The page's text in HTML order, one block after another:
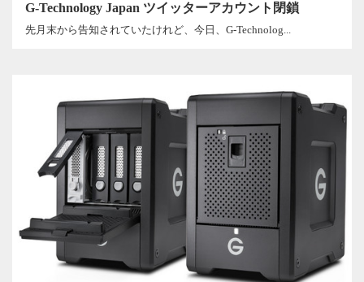
G-Technology Japan ツイッターアカウント閉鎖
先月末から告知されていたけれど、今日、G-Technolog...